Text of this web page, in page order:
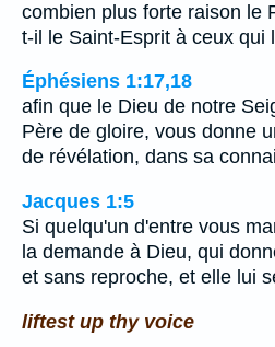
combien plus forte raison le
t-il le Saint-Esprit à ceux qui
Éphésiens 1:17,18
afin que le Dieu de notre
Père de gloire, vous donne
de révélation, dans sa
Jacques 1:5
Si quelqu'un d'entre vous
la demande à Dieu, qui
et sans reproche, et elle lui
liftest up thy voice